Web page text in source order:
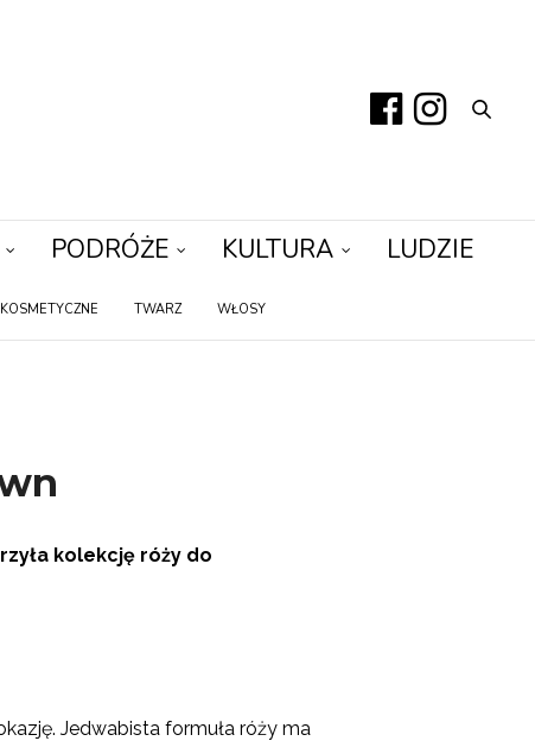
PODRÓŻE KULTURA LUDZIE
TWARZ WŁOSY
kolekcję róży do
Jedwabista formuła róży ma